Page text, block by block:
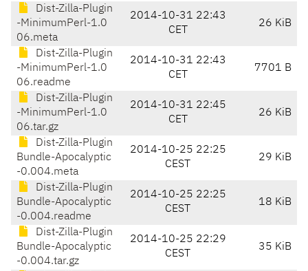
Dist-Zilla-Plugin
-MinimumPerl-1.0
06.meta
2014-10-31 22:43
CET
26 KiB
Dist-Zilla-Plugin
-MinimumPerl-1.0
06.readme
2014-10-31 22:43
CET
7701 B
Dist-Zilla-Plugin
-MinimumPerl-1.0
06.tar.gz
2014-10-31 22:45
CET
26 KiB
Dist-Zilla-Plugin
Bundle-Apocalyptic
-0.004.meta
2014-10-25 22:25
CEST
29 KiB
Dist-Zilla-Plugin
Bundle-Apocalyptic
-0.004.readme
2014-10-25 22:25
CEST
18 KiB
Dist-Zilla-Plugin
Bundle-Apocalyptic
-0.004.tar.gz
2014-10-25 22:29
CEST
35 KiB